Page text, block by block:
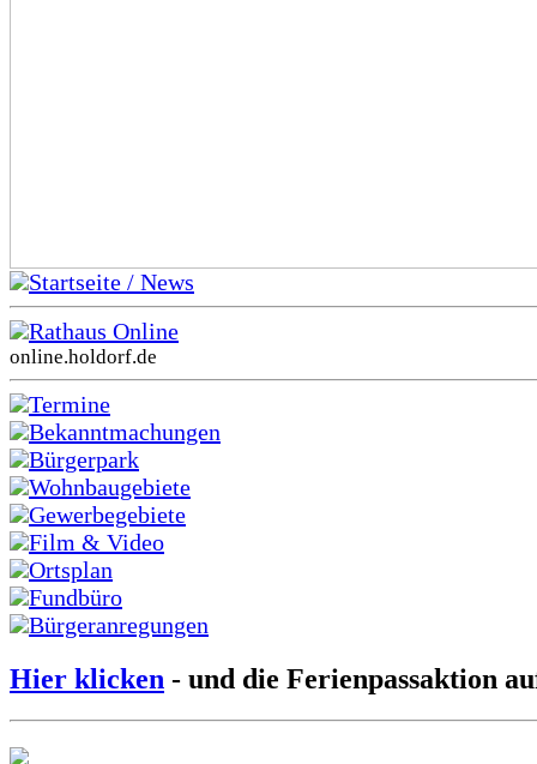
Startseite / News
Rathaus Online
online.holdorf.de
Termine
Bekanntmachungen
Bürgerpark
Wohnbaugebiete
Gewerbegebiete
Film & Video
Ortsplan
Fundbüro
Bürgeranregungen
Hier klicken - und die Ferienpassaktion